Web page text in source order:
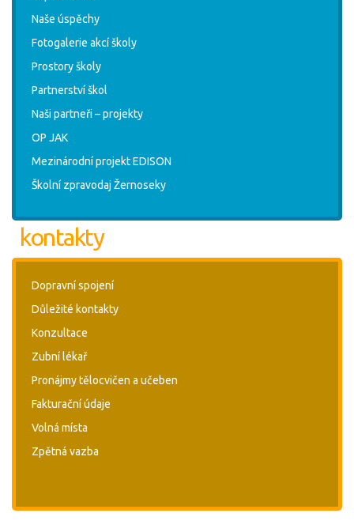
Naše úspěchy
Fotogalerie akcí školy
Prostory školy
Partnerství škol
Naši partneři – projekty
OP JAK
Mezinárodní projekt EDISON
Školní zpravodaj Žernoseky
kontakty
Dopravní spojení
Důležité kontakty
Konzultace
Zubní lékař
Pronájmy tělocvičen a učeben
Fakturační údaje
Volná místa
Zpětná vazba